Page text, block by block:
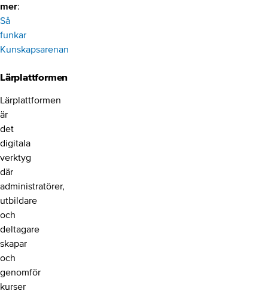
mer:
Så
funkar
Kunskapsarenan
Lärplattformen
Lärplattformen
är
det
digitala
verktyg
där
administratörer,
utbildare
och
deltagare
skapar
och
genomför
kurser